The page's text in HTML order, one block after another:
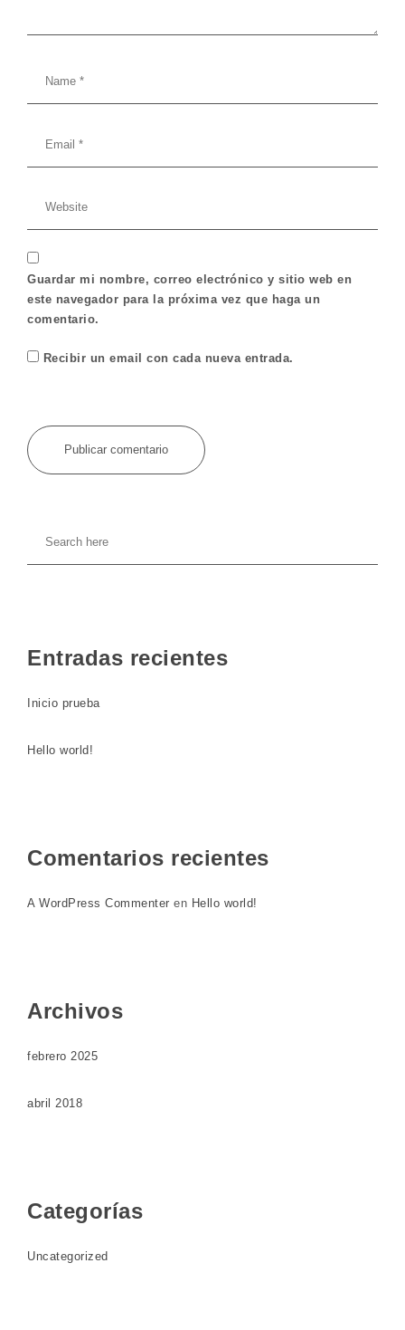
Guardar mi nombre, correo electrónico y sitio web en
este navegador para la próxima vez que haga un
comentario.
Recibir un email con cada nueva entrada.
Entradas recientes
Inicio prueba
Hello world!
Comentarios recientes
A WordPress Commenter en Hello world!
Archivos
febrero 2025
abril 2018
Categorías
Uncategorized